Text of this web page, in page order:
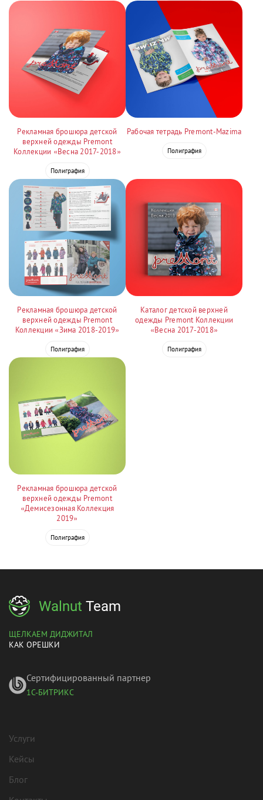
Рекламная брошюра детской
верхней одежды Premont
Коллекции «Весна 2017-2018»
Полиграфия
Рабочая тетрадь Premont-Mazima
Полиграфия
Рекламная брошюра детской
верхней одежды Premont
Коллекции «Зима 2018-2019»
Полиграфия
Каталог детской верхней
одежды Premont Коллекции
«Весна 2017-2018»
Полиграфия
Рекламная брошюра детской
верхней одежды Premont
«Демисезонная Коллекция
2019»
Полиграфия
Walnut Team
ЩЕЛКАЕМ ДИДЖИТАЛ
КАК ОРЕШКИ
Сертифицированный партнер
1С-БИТРИКС
Услуги
Кейсы
Блог